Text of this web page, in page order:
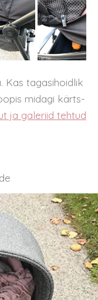
Kas tagasihoidlik
midagi kärts-
ja galeriid tehtud